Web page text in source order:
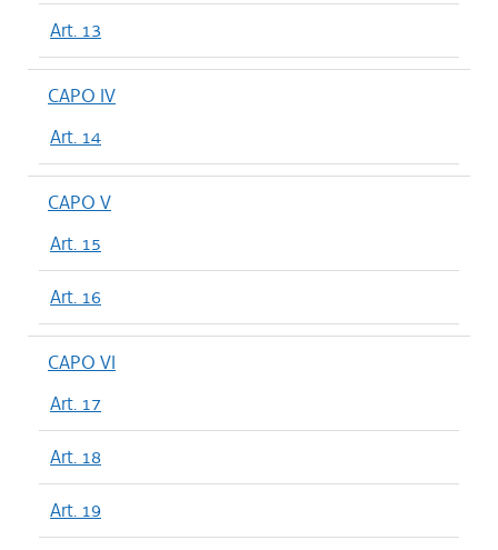
Art. 13
CAPO IV
Art. 14
CAPO V
Art. 15
Art. 16
CAPO VI
Art. 17
Art. 18
Art. 19